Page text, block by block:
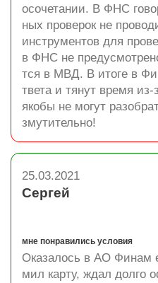
осочетании. В ФНС
ных проверок не
инструментов для
в ФНС не
тся в МВД. В итоге в
твета и тянут время из-
якобы не могут
змутительно!
25.03.2021
Сергей
мне понравились условия
Оказалось в АО Финам
мил карту, ждал долго